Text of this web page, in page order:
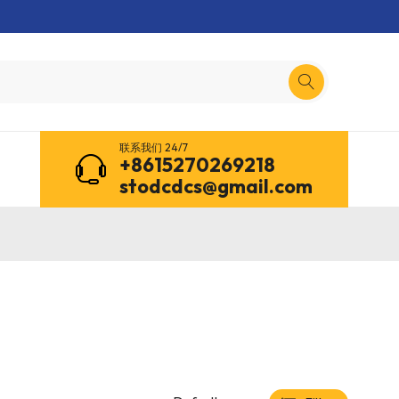
联系我们 24/7
+8615270269218
stodcdcs@gmail.com